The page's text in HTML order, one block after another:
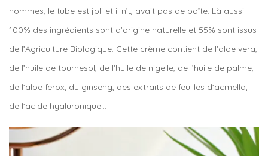
hommes, le tube est joli et il n’y avait pas de boîte. Là aussi
100% des ingrédients sont d’origine naturelle et 55% sont issus
de l’Agriculture Biologique. Cette crème contient de l’aloe vera,
de l’huile de tournesol, de l’huile de nigelle, de l’huile de palme,
de l’aloe ferox, du ginseng, des extraits de feuilles d’acmella,
de l’acide hyaluronique…